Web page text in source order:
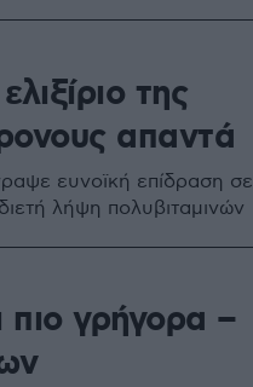
της
απαντά
ευνοϊκή επίδραση σε
λήψη πολυβιταμινών
πιο γρήγορα –